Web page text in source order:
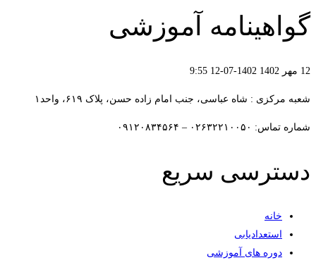
گواهینامه آموزشی
12 مهر 1402 1402-07-12 9:55
گواهینامه
آموزشی
شعبه مرکزی : شاه عباسی، جنب امام زاده حسن، پلاک ۶۱۹، واحد۱​
شماره تماس: ۰۲۶۳۲۲۱۰۰۵۰ – ۰۹۱۲۰۸۳۴۵۶۴
دسترسی سریع
خانه
استعدادیابی
دوره های آموزشی